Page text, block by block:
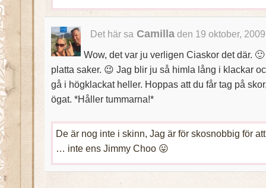
Det här sa Camilladen 19 oktober,
Wow, det var ju verligen Ciaskor det där.
platta saker. 😉 Jag blir ju så himla lång i klackar
gå i högklackat heller. Hoppas att du får tag på
ögat. *Håller tummarna!*
De är nog inte i skinn, Jag är för skosnobbig för
… inte ens Jimmy Choo 😛